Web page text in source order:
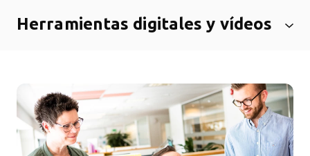
Herramientas digitales y vídeos